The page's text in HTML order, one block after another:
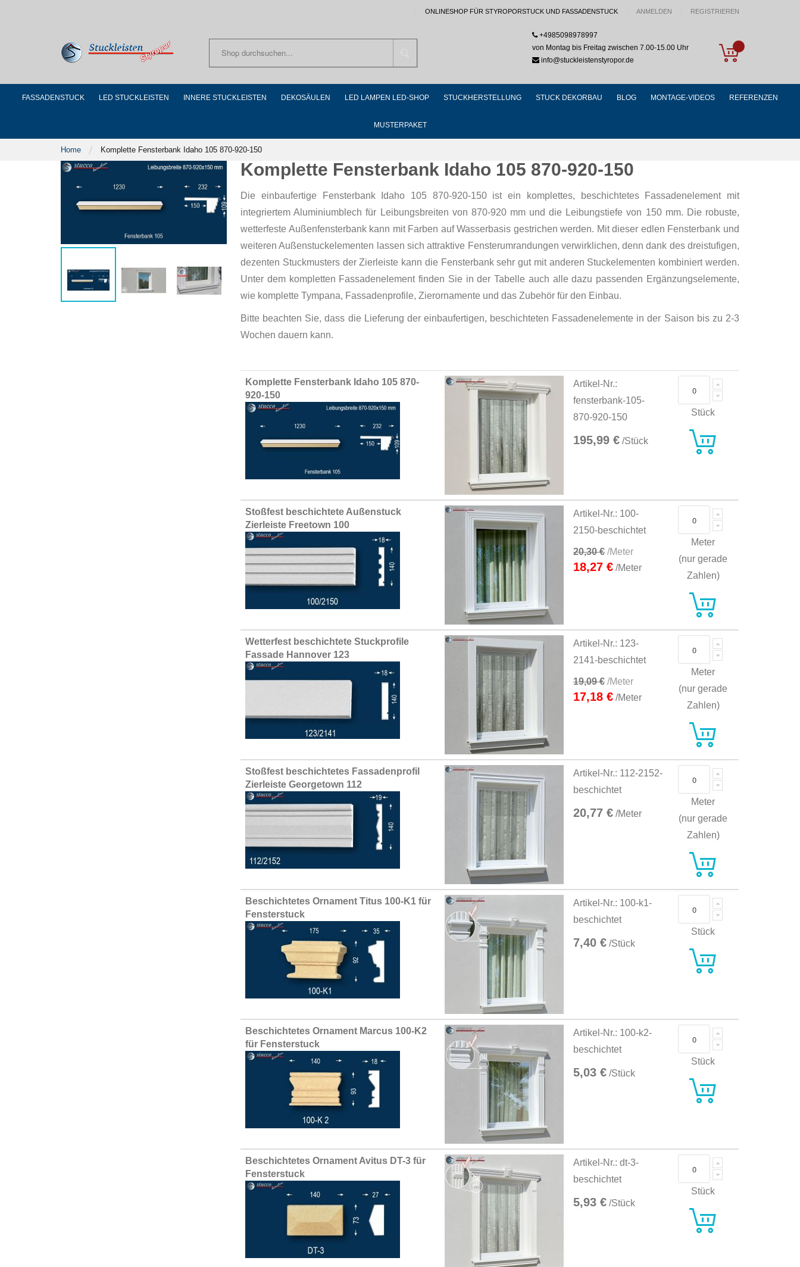
ONLINESHOP FÜR STYROPORSTUCK UND FASSADENSTUCK ANMELDEN REGISTRIEREN
My Cart
+4985098978997
von Montag bis Freitag zwischen 7.00-15.00 Uhr
info@stuckleistenstyropor.de
FASSADENSTUCK LED STUCKLEISTEN INNERE STUCKLEISTEN DEKOSÄULEN LED LAMPEN LED-SHOP STUCKHERSTELLUNG STUCK DEKORBAU BLOG MONTAGE-VIDEOS REFERENZEN
MUSTERPAKET
Home Komplette Fensterbank Idaho 105 870-920-150
Komplette Fensterbank Idaho 105 870-920-150
Die einbaufertige Fensterbank Idaho 105 870-920-150 ist ein komplettes, beschichtetes Fassadenelement mit
integriertem Aluminiumblech für Leibungsbreiten von 870-920 mm und die Leibungstiefe von 150 mm. Die robuste,
wetterfeste Außenfensterbank kann mit Farben auf Wasserbasis gestrichen werden. Mit dieser edlen Fensterbank und
weiteren Außenstuckelementen lassen sich attraktive Fensterumrandungen verwirklichen, denn dank des dreistufigen,
dezenten Stuckmusters der Zierleiste kann die Fensterbank sehr gut mit anderen Stuckelementen kombiniert werden.
Unter dem kompletten Fassadenelement finden Sie in der Tabelle auch alle dazu passenden Ergänzungselemente,
wie komplette Tympana, Fassadenprofile, Zierornamente und das Zubehör für den Einbau.
Bitte beachten Sie, dass die Lieferung der einbaufertigen, beschichteten Fassadenelemente in der Saison bis zu 2-3
Wochen dauern kann.
Grouped
product
items
Komplette Fensterbank Idaho 105 870-
920-150
Artikel-Nr.:
fensterbank-105-
870-920-150
195,99 € /Stück
Stück
Stoßfest beschichtete Außenstuck
Zierleiste Freetown 100
Artikel-Nr.: 100-
2150-beschichtet
20,30 € /Meter
18,27 € /Meter
Meter
(nur gerade
Zahlen)
Wetterfest beschichtete Stuckprofile
Fassade Hannover 123
Artikel-Nr.: 123-
2141-beschichtet
19,09 € /Meter
17,18 € /Meter
Meter
(nur gerade
Zahlen)
Stoßfest beschichtetes Fassadenprofil
Zierleiste Georgetown 112
Artikel-Nr.: 112-2152-
beschichtet
20,77 € /Meter
Meter
(nur gerade
Zahlen)
Beschichtetes Ornament Titus 100-K1 für
Fensterstuck
Artikel-Nr.: 100-k1-
beschichtet
7,40 € /Stück
Stück
Beschichtetes Ornament Marcus 100-K2
für Fensterstuck
Artikel-Nr.: 100-k2-
beschichtet
5,03 € /Stück
Stück
Beschichtetes Ornament Avitus DT-3 für
Fensterstuck
Artikel-Nr.: dt-3-
beschichtet
5,93 € /Stück
Stück